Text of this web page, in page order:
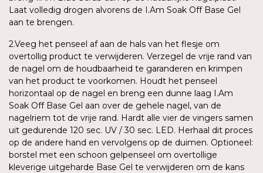
Laat volledig drogen alvorens de I.Am Soak Off Base Gel
aan te brengen.
2.Veeg het penseel af aan de hals van het flesje om
overtollig product te verwijderen. Verzegel de vrije rand van
de nagel om de houdbaarheid te garanderen en krimpen
van het product te voorkomen. Houdt het penseel
horizontaal op de nagel en breng een dunne laag I.Am
Soak Off Base Gel aan over de gehele nagel, van de
nagelriem tot de vrije rand. Hardt alle vier de vingers samen
uit gedurende 120 sec. UV / 30 sec. LED. Herhaal dit proces
op de andere hand en vervolgens op de duimen. Optioneel:
borstel met een schoon gelpenseel om overtollige
kleverige uitgeharde Base Gel te verwijderen om de kans